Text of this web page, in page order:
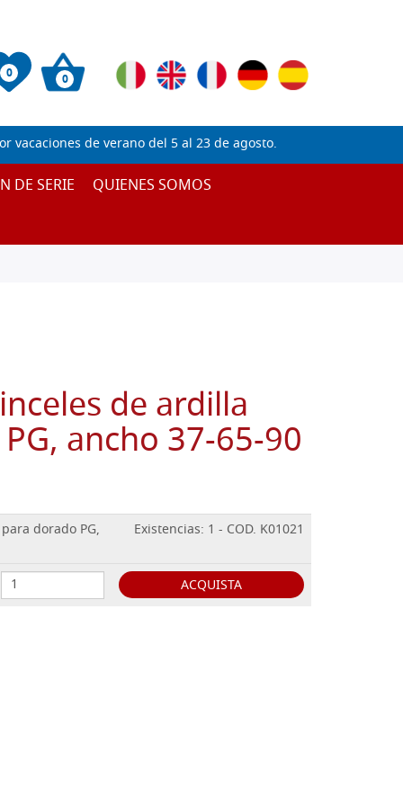
0 0
vacaciones de verano del 5 al 23 de agosto.
DE SERIE QUIENES SOMOS
de ardilla
ancho 37-65-90
dorado PG, Existencias: 1 - COD. K01021
ACQUISTA